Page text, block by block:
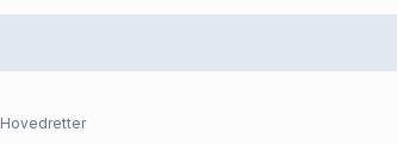
Hovedretter